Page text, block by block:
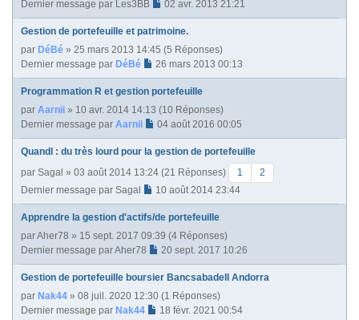
Dernier message par Les3BB 02 avr. 2013 21:21
Gestion de portefeuille et patrimoine.
par DéBé » 25 mars 2013 14:45 (5 Réponses)
Dernier message par DéBé 26 mars 2013 00:13
Programmation R et gestion portefeuille
par Aarnii » 10 avr. 2014 14:13 (10 Réponses)
Dernier message par Aarnii 04 août 2016 00:05
Quandl : du très lourd pour la gestion de portefeuille
par Sagal » 03 août 2014 13:24 (21 Réponses) 1
2
Dernier message par Sagal 10 août 2014 23:44
Apprendre la gestion d'actifs/de portefeuille
parAher78 » 15 sept. 2017 09:39 (4 Réponses)
Dernier message parAher78 20 sept. 2017 10:26
Gestion de portefeuille boursier Bancsabadell Andorra
par Nak44 » 08 juil. 2020 12:30 (1 Réponses)
Dernier message par Nak44 18 févr. 2021 00:54